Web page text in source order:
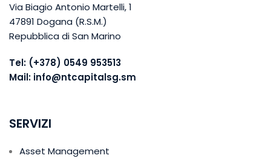
Via Biagio Antonio Martelli, 1
47891 Dogana (R.S.M.)
Repubblica di San Marino
Tel: (+378) 0549 953513
Mail: info@ntcapitalsg.sm
SERVIZI
Asset Management